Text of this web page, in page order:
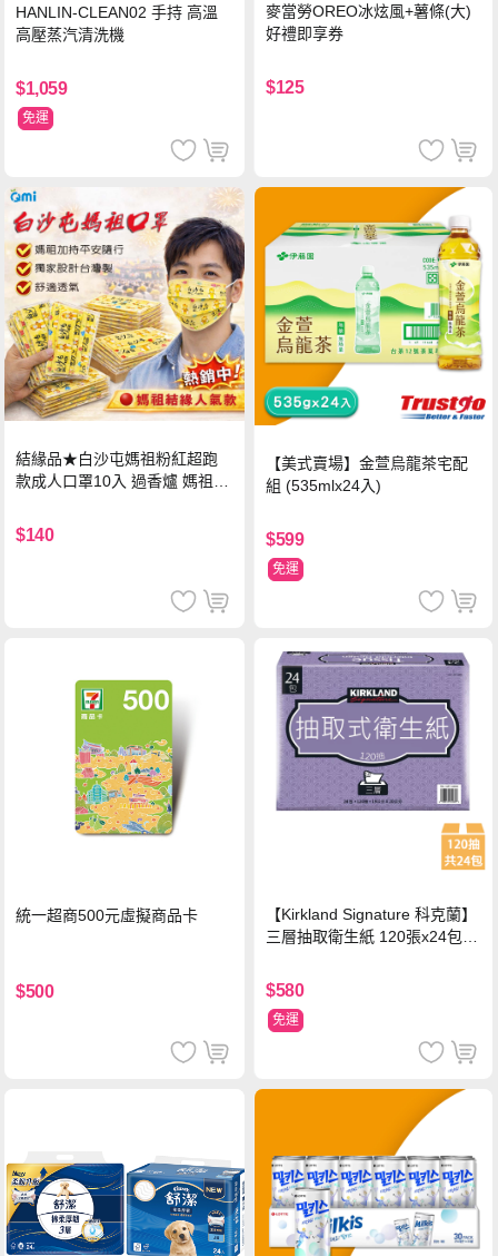
HANLIN-CLEAN02 手持 高溫
高壓蒸汽清洗機
$1,059
免運
麥當勞OREO冰炫風+薯條(大)
好禮即享券
$125
結緣品★白沙屯媽祖粉紅超跑
款成人口罩10入 過香爐 媽祖加
$140
【美式賣場】金萱烏龍茶宅配
組 (535mlx24入)
$599
免運
統一超商500元虛擬商品卡
$500
【Kirkland Signature 科克蘭】
三層抽取衛生紙 120張x24包x1
$580
免運